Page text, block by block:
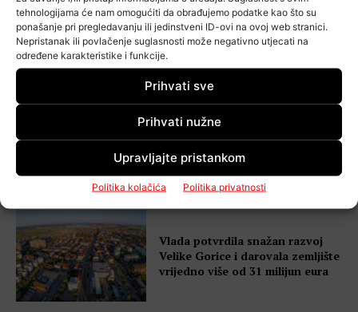
tehnologijama će nam omogućiti da obrađujemo podatke kao što su
ponašanje pri pregledavanju ili jedinstveni ID-ovi na ovoj web stranici.
Nepristanak ili povlačenje suglasnosti može negativno utjecati na
određene karakteristike i funkcije.
Prihvati sve
Prihvati nužne
Upravljajte pristankom
Politika kolačića Politika privatnosti
Uvodi se doživotni zatvor –
najopasniji počinitelji mogli bi
ostati pod nadzorom i nakon
odslužene kazne
Velike novosti za obrtnike! Vlada
bi se moglo promijeniti
Vlada potvrdila snažan razvoj
Velike Gorice i darovala zemljište
vrijedno više od 31 milijun eura